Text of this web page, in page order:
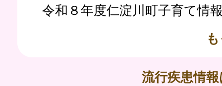
流行疾患情